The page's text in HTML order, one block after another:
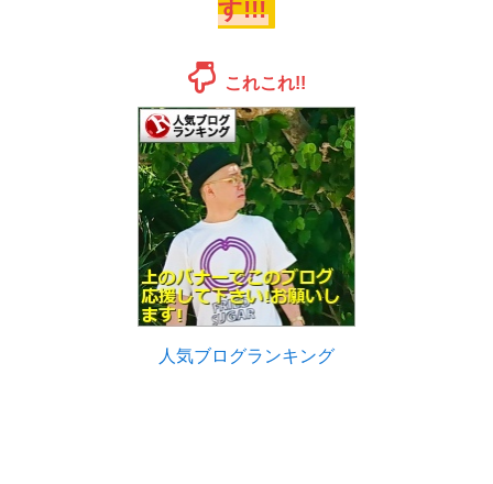
す!!!
これこれ!!
人気ブログランキング